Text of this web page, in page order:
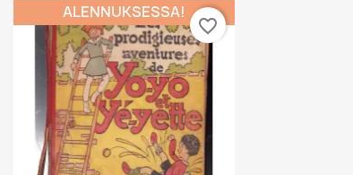
ALENNUKSESSA!
favorite_border